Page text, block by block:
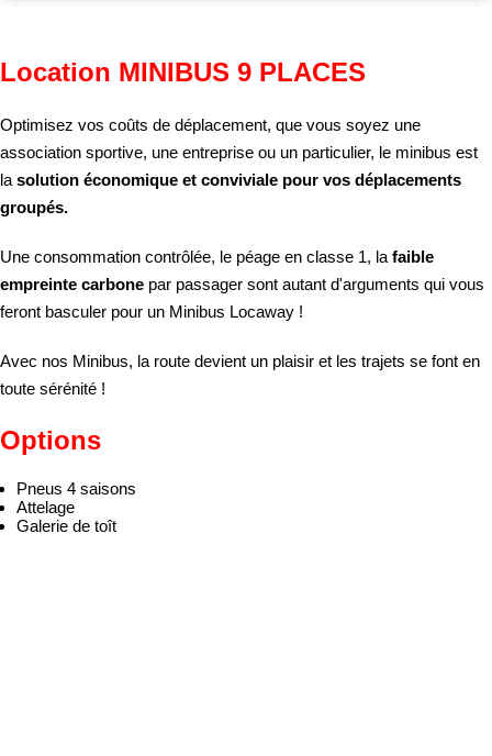
Location MINIBUS 9 PLACES
Optimisez vos coûts de déplacement, que vous soyez une
association sportive, une entreprise ou un particulier, le minibus est
la solution économique et conviviale pour vos déplacements
groupés.
Une consommation contrôlée, le péage en classe 1, la faible
empreinte carbone par passager sont autant d'arguments qui vous
feront basculer pour un Minibus Locaway !
Avec nos Minibus, la route devient un plaisir et les trajets se font en
toute sérénité !
Options
Pneus 4 saisons
Attelage
Galerie de toît